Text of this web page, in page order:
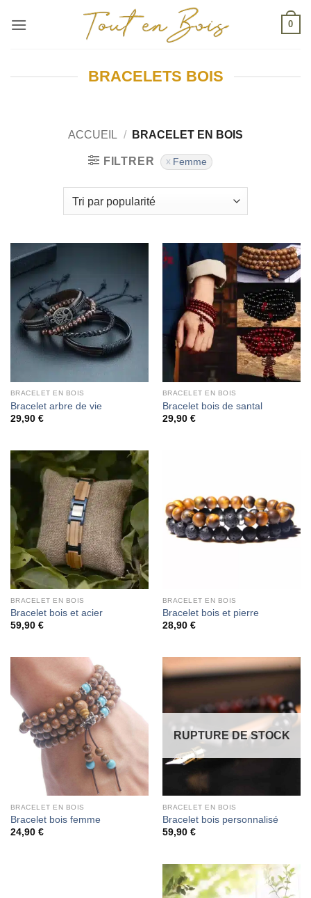
0
BRACELETS BOIS
ACCUEIL / BRACELET EN BOIS
FILTRER Femme
BRACELET EN BOIS
Bracelet arbre de vie
29,90 €
BRACELET EN BOIS
Bracelet bois de santal
29,90 €
BRACELET EN BOIS
Bracelet bois et acier
59,90 €
BRACELET EN BOIS
Bracelet bois et pierre
28,90 €
BRACELET EN BOIS
Bracelet bois femme
24,90 €
RUPTURE DE STOCK
BRACELET EN BOIS
Bracelet bois personnalisé
59,90 €